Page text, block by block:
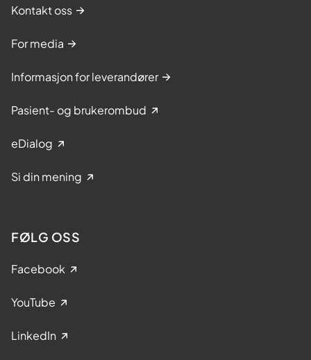
Kontakt oss
For media
Informasjon for leverandører
Pasient- og brukerombud
eDialog
Si din mening
FØLG OSS
Facebook
YouTube
LinkedIn